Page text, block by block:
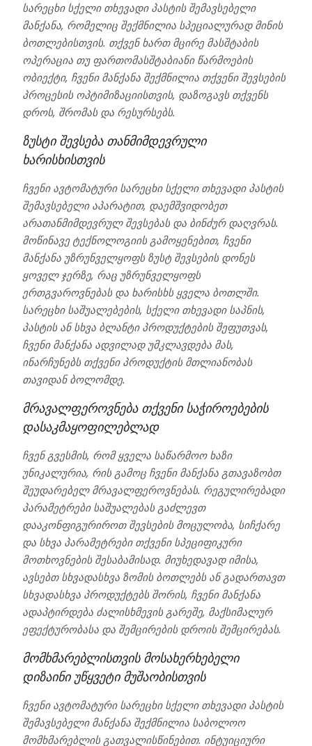
სარეცხი სქელი თხევადი პასტის შემავსებელი
მანქანა, რომელიც შექმნილია სპეციალურად მინის
ბოთლებისთვის. თქვენ ხართ მცირე მასშტაბის
ოპერაცია თუ ფართომასშტაბიანი წარმოების
ობიექტი, ჩვენი მანქანა შექმნილია თქვენი შევსების
პროცესის ოპტიმიზაციისთვის, დაზოგავს თქვენს
დროს, შრომას და რესურსებს.
ზუსტი შევსება თანმიმდევრული
ხარისხისთვის
ჩვენი ავტომატური სარეცხი სქელი თხევადი პასტის
შემავსებელი აპარატით, დაემშვიდობეთ
არათანმიმდევრულ შევსებას და ბინძურ დაღვრას.
მოწინავე ტექნოლოგიის გამოყენებით, ჩვენი
მანქანა უზრუნველყოფს ზუსტ შევსების დონეს
ყოველ ჯერზე, რაც უზრუნველყოფს
ერთგვაროვნებას და ხარისხს ყველა ბოთლში.
სარეცხი საშუალებების, სქელი თხევადი საპნის,
პასტის ან სხვა ბლანტი პროდუქტების შეფუთვას,
ჩვენი მანქანა ადვილად უმკლავდება მას,
ინარჩუნებს თქვენი პროდუქტის მთლიანობას
თავიდან ბოლომდე.
მრავალფეროვნება თქვენი საჭიროებების
დასაკმაყოფილებლად
ჩვენ გვესმის, რომ ყველა საწარმოო ხაზი
უნიკალურია, რის გამოც ჩვენი მანქანა გთავაზობთ
შეუდარებელ მრავალფეროვნებას. რეგულირებადი
პარამეტრები საშუალებას გაძლევთ
დააკონფიგურიროთ შევსების მოცულობა, სიჩქარე
და სხვა პარამეტრები თქვენი სპეციფიკური
მოთხოვნების შესაბამისად. მიუხედავად იმისა,
ავსებთ სხვადასხვა ზომის ბოთლებს ან გადართავთ
სხვადასხვა პროდუქტებს შორის, ჩვენი მანქანა
ადაპტირდება ძალისხმევის გარეშე, მაქსიმალურ
ეფექტურობასა და შემცირების დროის შემცირებას.
მომხმარებლისთვის მოსახერხებელი
დიზაინი უწყვეტი მუშაობისთვის
ჩვენი ავტომატური სარეცხი სქელი თხევადი პასტის
შემავსებელი მანქანა შექმნილია საბოლოო
მომხმარებლის გათვალისწინებით. ინტუიციური